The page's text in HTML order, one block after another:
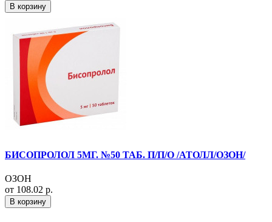
В корзину
БИСОПРОЛОЛ 5МГ. №50 ТАБ. П/П/О /АТОЛЛ/ОЗОН/
ОЗОН
от 108.02 р.
В корзину